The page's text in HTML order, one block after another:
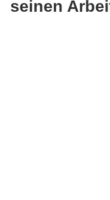
seinen